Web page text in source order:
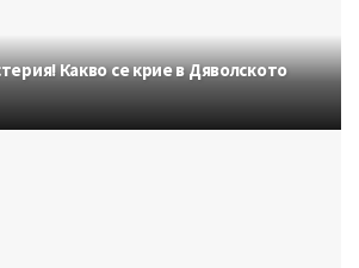
Какво се крие в Дяволското